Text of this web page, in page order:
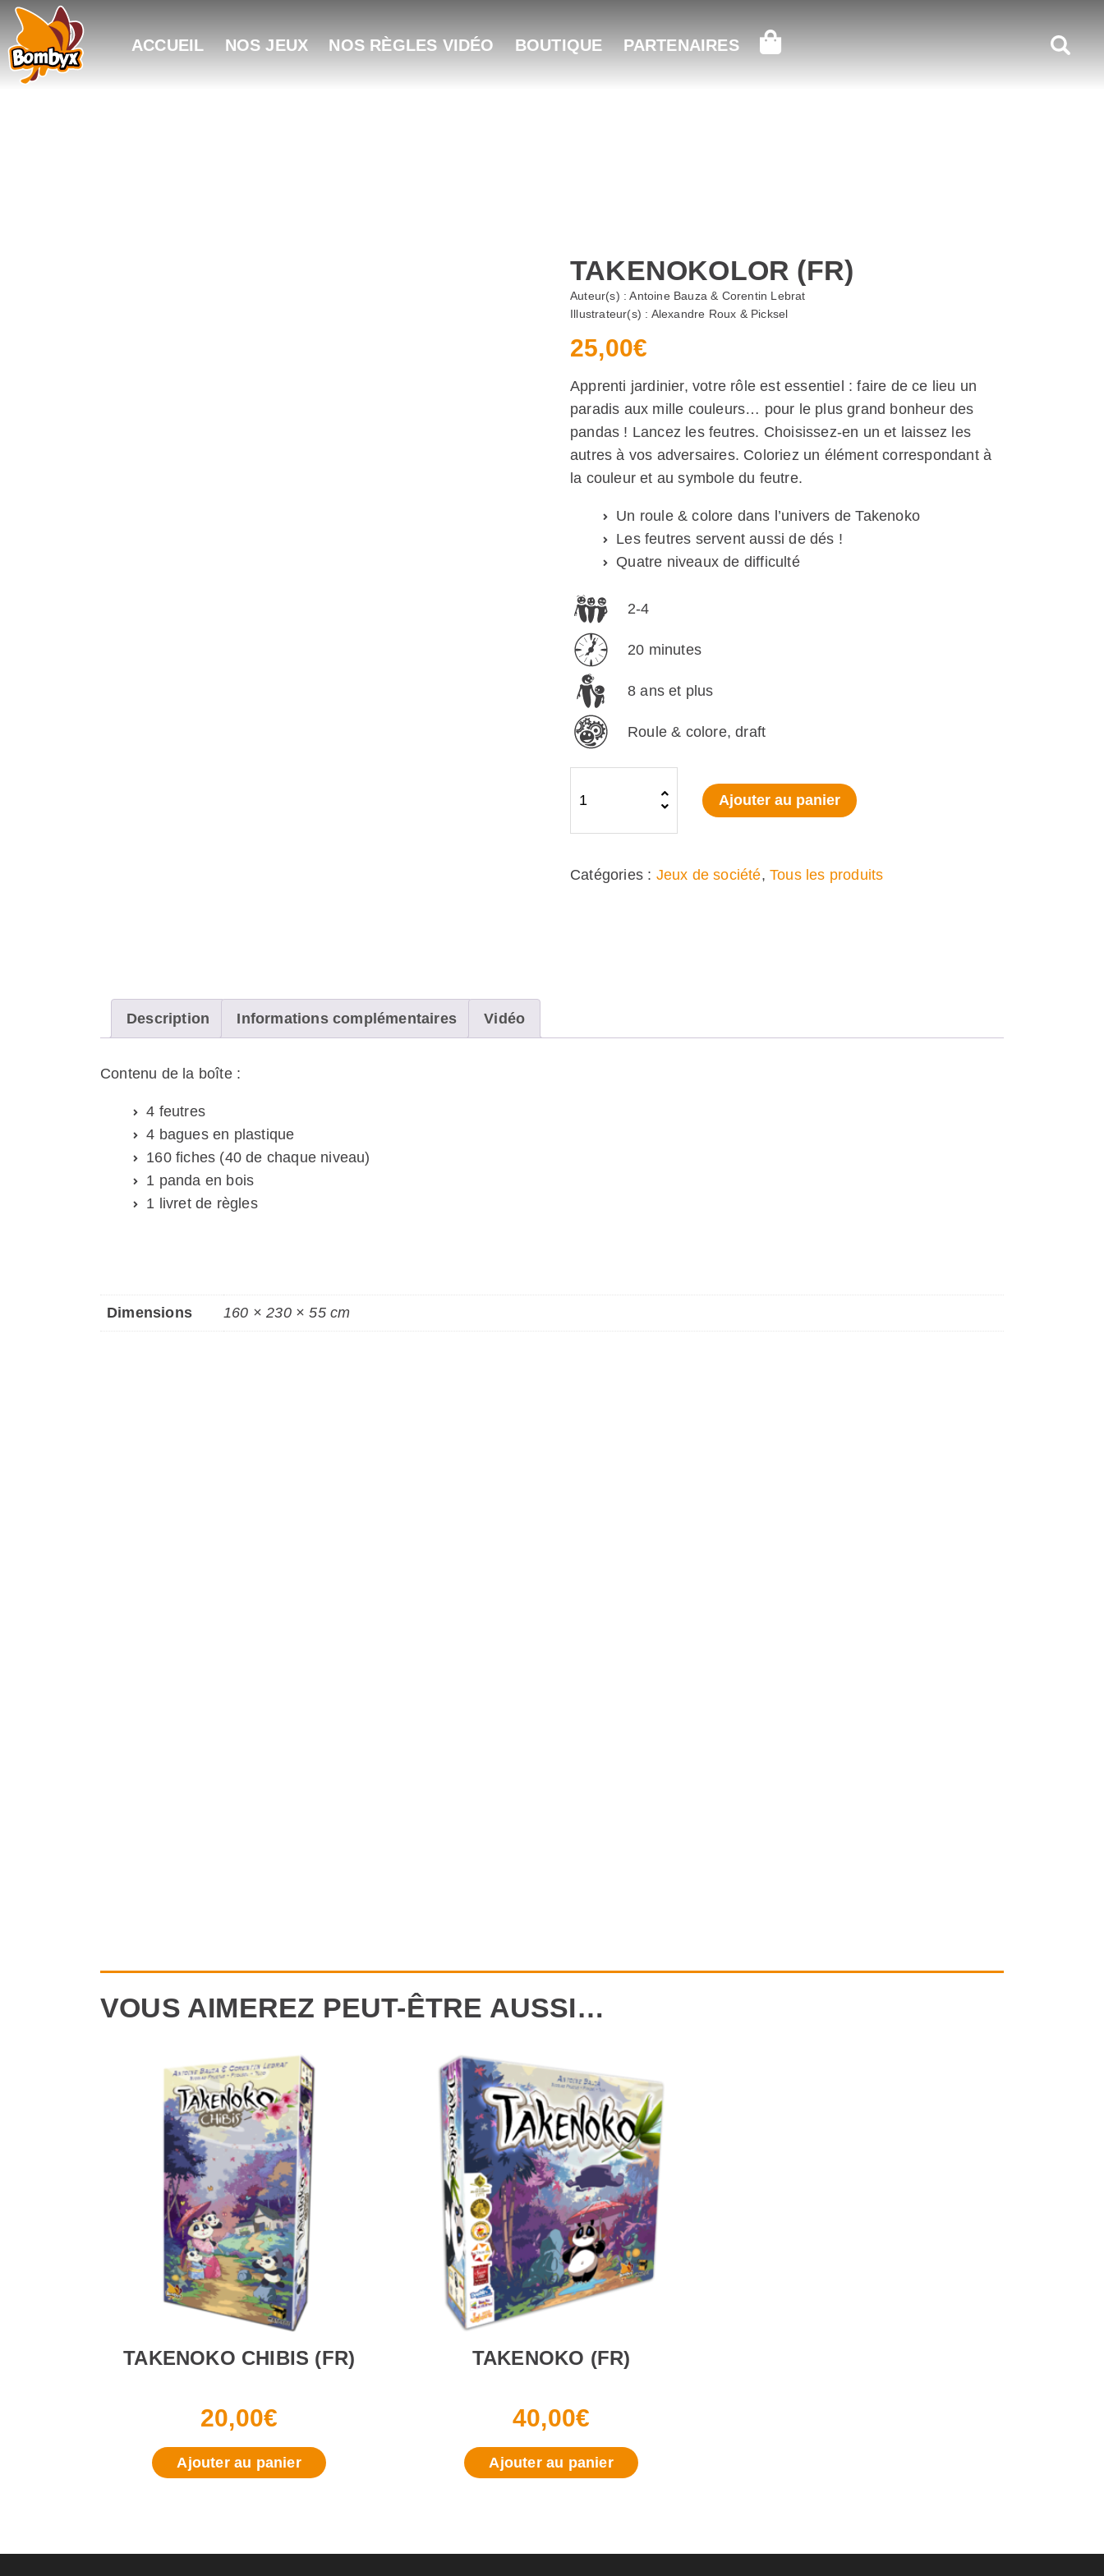
ACCUEIL NOS JEUX NOS RÈGLES VIDÉO BOUTIQUE PARTENAIRES
TAKENOKOLOR (FR)
Auteur(s) : Antoine Bauza & Corentin Lebrat
Illustrateur(s) : Alexandre Roux & Picksel
25,00€
Apprenti jardinier, votre rôle est essentiel : faire de ce lieu un
paradis aux mille couleurs… pour le plus grand bonheur des
pandas ! Lancez les feutres. Choisissez-en un et laissez les
autres à vos adversaires. Coloriez un élément correspondant à
la couleur et au symbole du feutre.
Un roule & colore dans l’univers de Takenoko
Les feutres servent aussi de dés !
Quatre niveaux de difficulté
2-4
20 minutes
8 ans et plus
Roule & colore, draft
quantité
Ajouter au panier
Catégories : Jeux de société,Tous les produits
Description Informations complémentaires Vidéo
Contenu de la boîte :
4 feutres
4 bagues en plastique
160 fiches (40 de chaque niveau)
1 panda en bois
1 livret de règles
Dimensions 160 × 230 × 55 cm
VOUS AIMEREZ PEUT-ÊTRE AUSSI…
TAKENOKO CHIBIS (FR)
20,00€
Ajouter au panier
TAKENOKO (FR)
40,00€
Ajouter au panier